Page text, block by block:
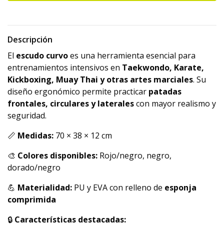
Descripción
El escudo curvoes una herramienta esencial para
entrenamientos intensivos en Taekwondo, Karate,
Kickboxing, Muay Thai y otras artes marciales. Su
diseño ergonómico permite practicar patadas
frontales, circulares y lateralescon mayor realismo y
seguridad.
📏 Medidas: 70 × 38 × 12 cm
🎨 Colores disponibles: Rojo/negro, negro,
dorado/negro
💪 Materialidad: PU y EVA con relleno de esponja
comprimida
🔒 Características destacadas: